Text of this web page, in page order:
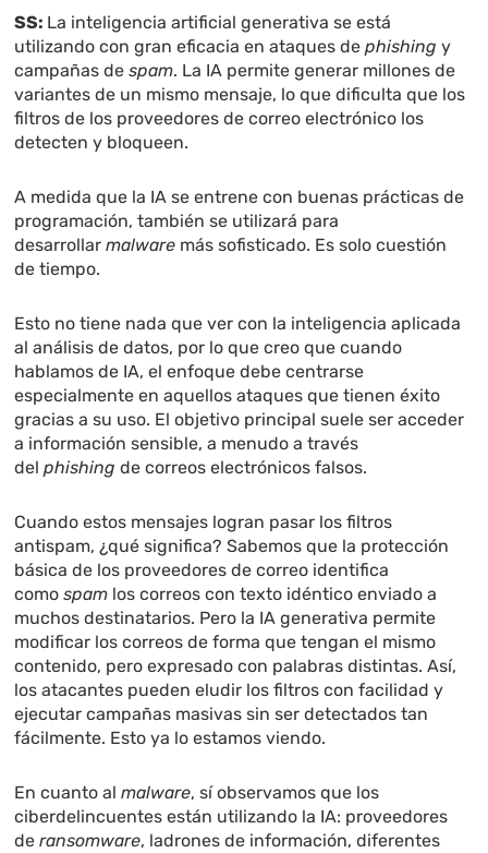
SS: La inteligencia artificial generativa se está
utilizando con gran eficacia en ataques dephishing y
campañas despam. La IA permite generar millones de
variantes de un mismo mensaje, lo que dificulta que los
filtros de los proveedores de correo electrónico los
detecten y bloqueen.
A medida que la IA se entrene con buenas prácticas de
programación, también se utilizará para
desarrollarmalware más sofisticado. Es solo cuestión
de tiempo.
Esto no tiene nada que ver con la inteligencia aplicada
al análisis de datos, por lo que creo que cuando
hablamos de IA, el enfoque debe centrarse
especialmente en aquellos ataques que tienen éxito
gracias a su uso. El objetivo principal suele ser acceder
a información sensible, a menudo a través
delphishing de correos electrónicos falsos.
Cuando estos mensajes logran pasar los filtros
antispam, ¿qué significa? Sabemos que la protección
básica de los proveedores de correo identifica
comospam los correos con texto idéntico enviado a
muchos destinatarios. Pero la IA generativa permite
modificar los correos de forma que tengan el mismo
contenido, pero expresado con palabras distintas. Así,
los atacantes pueden eludir los filtros con facilidad y
ejecutar campañas masivas sin ser detectados tan
fácilmente. Esto ya lo estamos viendo.
En cuanto almalware, sí observamos que los
ciberdelincuentes están utilizando la IA: proveedores
deransomware, ladrones de información, diferentes